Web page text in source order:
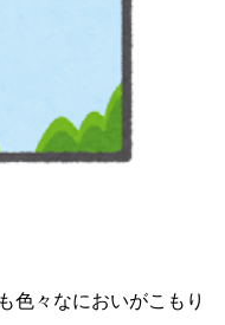
色々なにおいがこもり